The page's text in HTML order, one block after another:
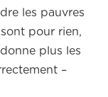
les pauvres
pour rien,
plus les
–